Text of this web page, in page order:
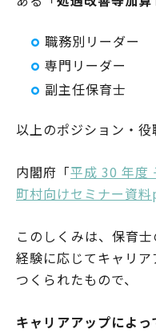
職務別リーダー
専門リーダー
副主任保育士
以上のポジション・役
内閣府「平成 30 年度
町村向けセミナー資
このしくみは、保育
経験に応じてキャリ
つくられたもので、
キャリアアップによ